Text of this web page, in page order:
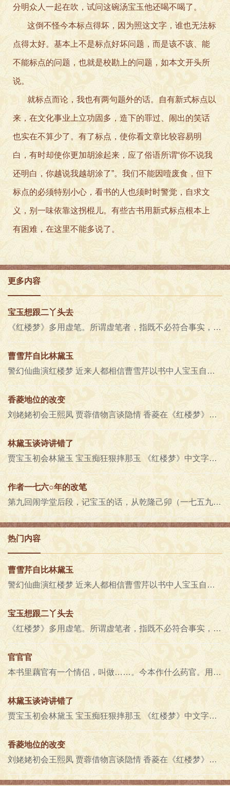
分明众人一起在吹，试问这碗汤宝玉他还喝不喝了。
这倒不怪今本标点得坏，因为照这文字，谁也无法标
点得太好。基本上不是标点好坏问题，而是该不该、能
不能标点的问题，也就是校勘上的问题，如本文开头所
说。
就标点而论，我也有两句题外的话。自有新式标点以
来，在文化事业上立功固多，造下的罪过、闹出的笑话
也实在不算少了。有了标点，使你看文章比较容易明
白，有时却使你更加胡涂起来，应了俗语所谓“你不说我
还明白，你越说我越胡涂了”。我们不能因噎废食，但下
标点的必须特别小心，看书的人也须时时警觉，自求文
义，别一味依靠这拐棍儿。有些古书用新式标点根本上
有困难，在这里不能多说了。
更多内容
宝玉想跟二丫头去
《红楼梦》多用虚笔。所谓虚笔者，指既不必符合事实，且似于书中的情理亦不允惬，或过重，或过轻，或所言在此而所感在彼，……..
曹雪芹自比林黛玉
警幻仙曲演红楼梦 近来人都相信曹雪芹以书中人宝玉自寓生平，甚至于有想得过分，讲得过火的，仿佛书主人贾宝玉一举一动都代..
香菱地位的改变
刘姥姥初会王熙凤 贾蓉借物言谈隐情 香菱在《红楼梦》是非常重要的一个人，她首先出场（第一回）作者特致珍重惋惜之意，名..
林黛玉谈诗讲错了
贾宝玉初会林黛玉 宝玉痴狂狠摔那玉 《红楼梦》中文字有各本皆同，实系错误，又不曾被发现的。如第四十八回，香菱跟黛玉学诗..
作者一七六○年的改笔
第九回闹学堂后段，记宝玉的话，从乾隆己卯（一七五九）到一九五三年的本子，大致均同。兹录脂砚斋己卯本为例： 瑞大爷反派..
热门内容
曹雪芹自比林黛玉
警幻仙曲演红楼梦 近来人都相信曹雪芹以书中人宝玉自寓生平，甚至于有想得过分，讲得过火的，仿佛书主人贾宝玉一举一动都代..
宝玉想跟二丫头去
《红楼梦》多用虚笔。所谓虚笔者，指既不必符合事实，且似于书中的情理亦不允惬，或过重，或过轻，或所言在此而所感在彼，……..
官官官
本书里藕官有一个情侣，叫做……。今本作什么药官。用吃药来取名够古怪的，莫非是芍药花吗？ 芳官道：“他祭的就是死了的药..
林黛玉谈诗讲错了
贾宝玉初会林黛玉 宝玉痴狂狠摔那玉 《红楼梦》中文字有各本皆同，实系错误，又不曾被发现的。如第四十八回，香菱跟黛玉学诗..
香菱地位的改变
刘姥姥初会王熙凤 贾蓉借物言谈隐情 香菱在《红楼梦》是非常重要的一个人，她首先出场（第一回）作者特致珍重惋惜之意，名..